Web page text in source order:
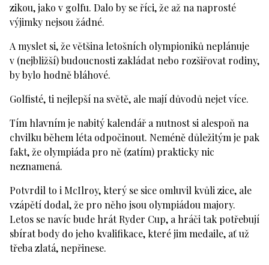
zikou, jako v golfu. Dalo by se říci, že až na naprosté
výjimky nejsou žádné.
A myslet si, že většina letošních olympioniků neplánuje
v (nejbližší) budoucnosti zakládat nebo rozšiřovat rodiny,
by bylo hodně bláhové.
Golfisté, ti nejlepší na světě, ale mají důvodů nejet více.
Tím hlavním je nabitý kalendář a nutnost si alespoň na
chvilku během léta odpočinout. Neméně důležitým je pak
fakt, že olympiáda pro ně (zatím) prakticky nic
neznamená.
Potvrdil to i McIlroy, který se sice omluvil kvůli zice, ale
vzápětí dodal, že pro něho jsou olympiádou majory.
Letos se navíc bude hrát Ryder Cup, a hráči tak potřebují
sbírat body do jeho kvalifikace, které jim medaile, ať už
třeba zlatá, nepřinese.